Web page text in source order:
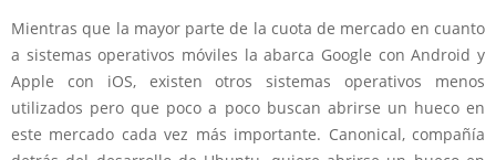
Mientras que la mayor parte de la cuota de mercado en cuanto
a sistemas operativos móviles la abarca Google con Android y
Apple con iOS, existen otros sistemas operativos menos
utilizados pero que poco a poco buscan abrirse un hueco en
este mercado cada vez más importante. Canonical, compañía